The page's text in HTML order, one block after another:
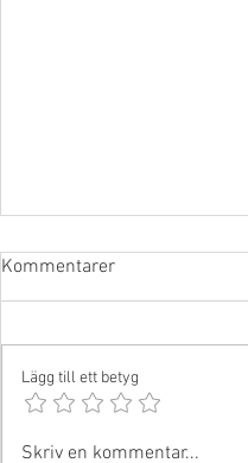
Bättre sent än aldrig. Här
Kommentarer
Lägg till ett betyg
Skriv en kommentar...